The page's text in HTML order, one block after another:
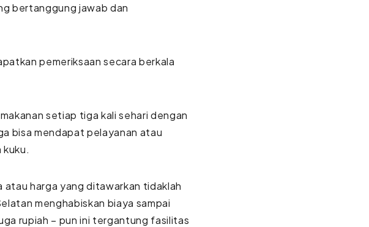
bertanggung jawab dan
pemeriksaan secara berkala
setiap tiga kali sehari dengan
bisa mendapat pelayanan atau
harga yang ditawarkan tidaklah
menghabiskan biaya sampai
rupiah – pun ini tergantung fasilitas